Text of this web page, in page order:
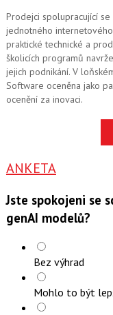
Prodejci spolupracující
jednotného
praktické technické a
školicích programů
jejich podnikání. V
Software oceněna jako
ocenění za inovaci.
ANKETA
Jste spokojeni se
genAI modelů?
Bez výhrad
Mohlo to být